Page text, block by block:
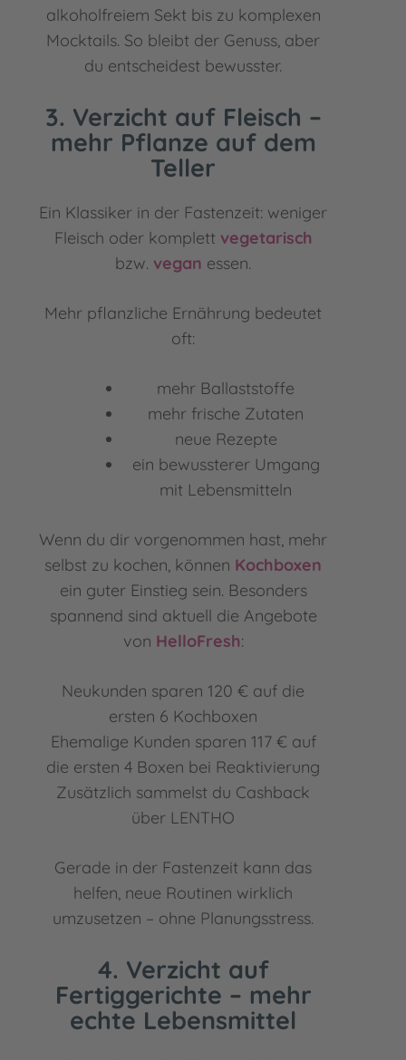
alkoholfreiem Sekt bis zu komplexen
Mocktails. So bleibt der Genuss, aber
du entscheidest bewusster.
3. Verzicht auf Fleisch –
mehr Pflanze auf dem
Teller
Ein Klassiker in der Fastenzeit: weniger
Fleisch oder komplett vegetarisch
bzw.vegan essen.
Mehr pflanzliche Ernährung bedeutet
oft:
mehr Ballaststoffe
mehr frische Zutaten
neue Rezepte
ein bewussterer Umgang
mit Lebensmitteln
Wenn du dir vorgenommen hast, mehr
selbst zu kochen, können Kochboxen
ein guter Einstieg sein. Besonders
spannend sind aktuell die Angebote
von HelloFresh:
Neukunden sparen 120 € auf die
ersten 6 Kochboxen
Ehemalige Kunden sparen 117 € auf
die ersten 4 Boxen bei Reaktivierung
Zusätzlich sammelst du Cashback
über LENTHO
Gerade in der Fastenzeit kann das
helfen, neue Routinen wirklich
umzusetzen – ohne Planungsstress.
4. Verzicht auf
Fertiggerichte – mehr
echte Lebensmittel